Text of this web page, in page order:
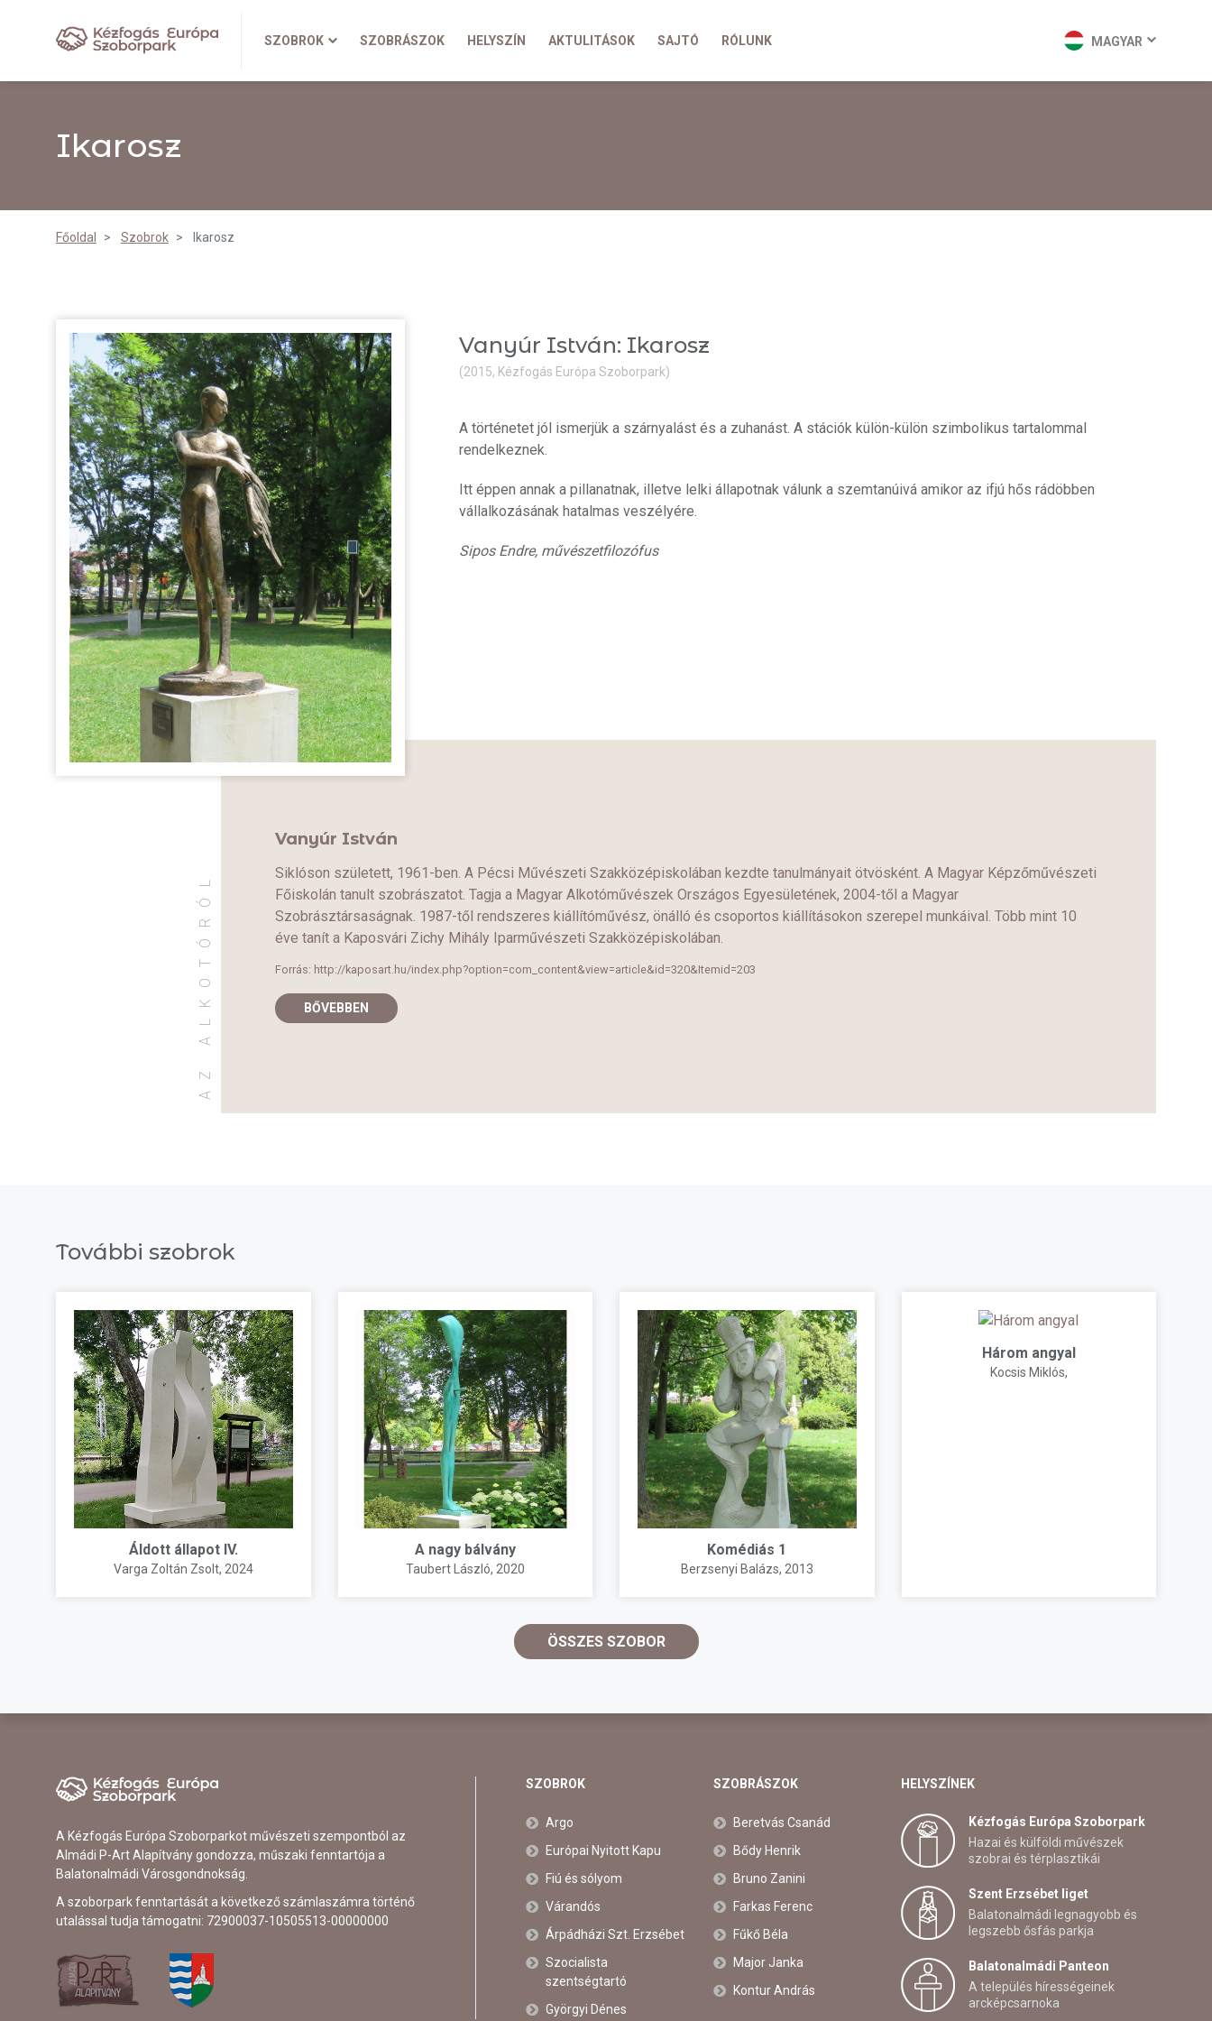
SZOBROK SZOBRÁSZOK HELYSZÍN AKTULITÁSOK SAJTÓ RÓLUNK MAGYAR
Ikarosz
Főoldal Szobrok Ikarosz
Vanyúr István: Ikarosz
(2015, Kézfogás Európa Szoborpark)
A történetet jól ismerjük a szárnyalást és a zuhanást. A stációk külön-külön szimbolikus tartalommal
rendelkeznek.
Itt éppen annak a pillanatnak, illetve lelki állapotnak válunk a szemtanúivá amikor az ifjú hős rádöbben
vállalkozásának hatalmas veszélyére.
Sipos Endre, művészetfilozófus
AZ ALKOTÓRÓL
Vanyúr István
Siklóson született, 1961-ben. A Pécsi Művészeti Szakközépiskolában kezdte tanulmányait ötvösként. A Magyar Képzőművészeti
Főiskolán tanult szobrászatot. Tagja a Magyar Alkotóművészek Országos Egyesületének, 2004-től a Magyar
Szobrásztársaságnak. 1987-től rendszeres kiállítóművész, önálló és csoportos kiállításokon szerepel munkáival. Több mint 10
éve tanít a Kaposvári Zichy Mihály Iparművészeti Szakközépiskolában.
Forrás: http://kaposart.hu/index.php?option=com_content&view=article&id=320&Itemid=203
BŐVEBBEN
További szobrok
Áldott állapot IV.
Varga Zoltán Zsolt, 2024
A nagy bálvány
Taubert László, 2020
Komédiás 1
Berzsenyi Balázs, 2013
Három angyal
Kocsis Miklós,
ÖSSZES SZOBOR
A Kézfogás Európa Szoborparkot művészeti szempontból az
Almádi P-Art Alapítvány gondozza, műszaki fenntartója a
Balatonalmádi Városgondnokság.
A szoborpark fenntartását a következő számlaszámra történő
utalással tudja támogatni: 72900037-10505513-00000000
SZOBROK
Argo
Európai Nyitott Kapu
Fiú és sólyom
Várandós
Árpádházi Szt. Erzsébet
Szocialista
szentségtartó
Györgyi Dénes
SZOBRÁSZOK
Beretvás Csanád
Bődy Henrik
Bruno Zanini
Farkas Ferenc
Fűkő Béla
Major Janka
Kontur András
HELYSZÍNEK
Kézfogás Európa Szoborpark
Hazai és külföldi művészek
szobrai és térplasztikái
Szent Erzsébet liget
Balatonalmádi legnagyobb és
legszebb ősfás parkja
Balatonalmádi Panteon
A település hírességeinek
arcképcsarnoka